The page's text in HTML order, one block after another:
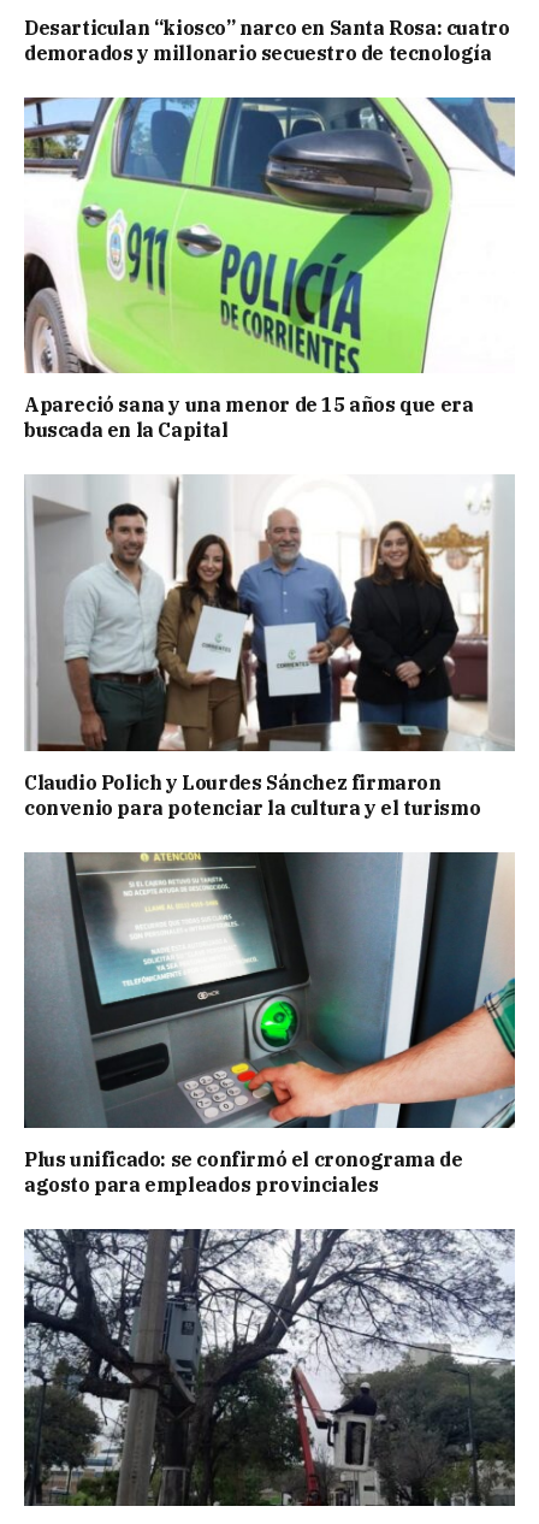
Desarticulan “kiosco” narco en Santa Rosa: cuatro
demorados y millonario secuestro de tecnología
Apareció sana y una menor de 15 años que era
buscada en la Capital
Claudio Polich y Lourdes Sánchez firmaron
convenio para potenciar la cultura y el turismo
Plus unificado: se confirmó el cronograma de
agosto para empleados provinciales